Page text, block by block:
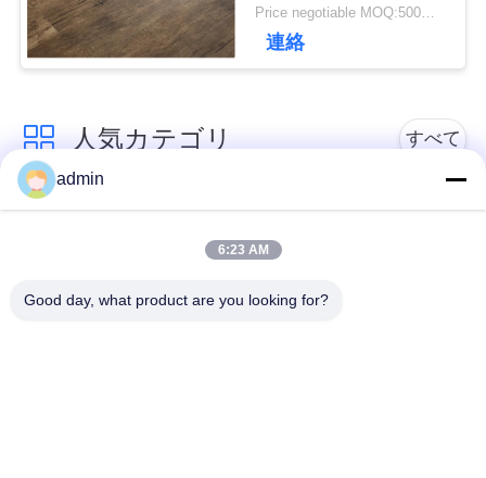
理
連
絡
く
さ
厚
Price negotiable MOQ:500平方メートル
連絡
人気カテゴリ すべて
イルのフロアーリン
admin
6:23 AM
Good day, what product are you looking for?